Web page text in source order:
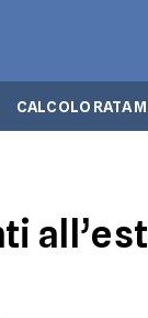
CALCOLO RATA